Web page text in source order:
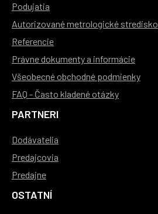
Podujatia
Autorizované metrologické stredisko
Referencie
Právne dokumenty a informácie
Všeobecné obchodné podmienky
FAQ - Často kladené otázky
PARTNERI
Dodávatelia
Predajcovia
Predajne
OSTATNÍ